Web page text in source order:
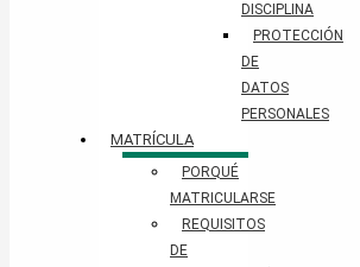
DISCIPLINA
PROTECCIÓN
DE
DATOS
PERSONALES​
MATRÍCULA
PORQUÉ
MATRICULARSE
REQUISITOS
DE